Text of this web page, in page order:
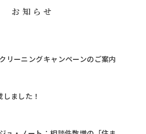
お知らせ
リーニングキャンペーンのご案内
ました！